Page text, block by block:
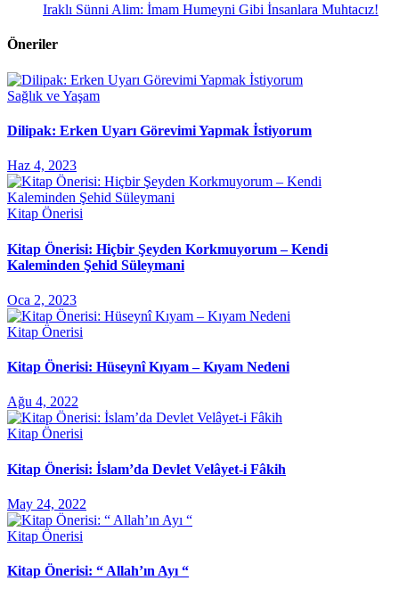
Iraklı Sünni Alim: İmam Humeyni Gibi İnsanlara Muhtacız!
Öneriler
Sağlık ve Yaşam
Dilipak: Erken Uyarı Görevimi Yapmak İstiyorum
Haz 4, 2023
Kitap Önerisi
Kitap Önerisi: Hiçbir Şeyden Korkmuyorum – Kendi
Kaleminden Şehid Süleymani
Oca 2, 2023
Kitap Önerisi
Kitap Önerisi: Hüseynî Kıyam – Kıyam Nedeni
Ağu 4, 2022
Kitap Önerisi
Kitap Önerisi: İslam’da Devlet Velâyet-i Fâkih
May 24, 2022
Kitap Önerisi
Kitap Önerisi: “ Allah’ın Ayı “